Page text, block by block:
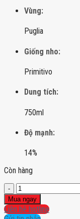
Vùng:
Puglia
Giống nho:
Primitivo
Dung tích:
750ml
Độ mạnh:
14%
Còn hàng
Moi
Primitivo
DOP
số
Mua ngay
Liên hệ hotline